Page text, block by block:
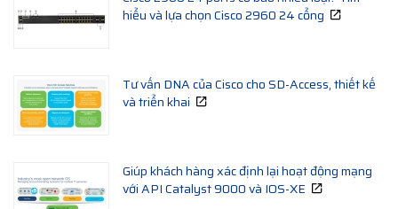
hiểu và lựa chọn Cisco 2960 24 cổng
Tư vấn DNA của Cisco cho SD-Access, thiết kế
và triển khai
Giúp khách hàng xác định lại hoạt động mạng
với API Catalyst 9000 và IOS-XE